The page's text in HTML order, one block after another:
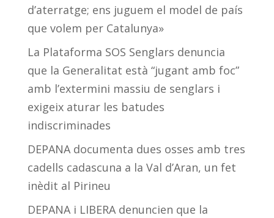
d’aterratge; ens juguem el model de país
que volem per Catalunya»
La Plataforma SOS Senglars denuncia
que la Generalitat està “jugant amb foc”
amb l’extermini massiu de senglars i
exigeix aturar les batudes
indiscriminades
DEPANA documenta dues osses amb tres
cadells cadascuna a la Val d’Aran, un fet
inèdit al Pirineu
DEPANA i LIBERA denuncien que la